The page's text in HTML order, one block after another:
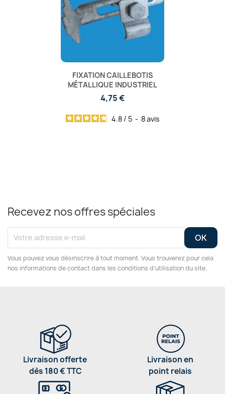
FIXATION CAILLEBOTIS
MÉTALLIQUE INDUSTRIEL
4,75 €
4.8 / 5 - 8avis
Recevez nos offres spéciales
Vous pouvez vous désinscrire à tout moment. Vous trouverez pour cela
nos informations de contact dans les conditions d'utilisation du site.
Livraison offerte
dès 180 € TTC
Livraison en
point relais